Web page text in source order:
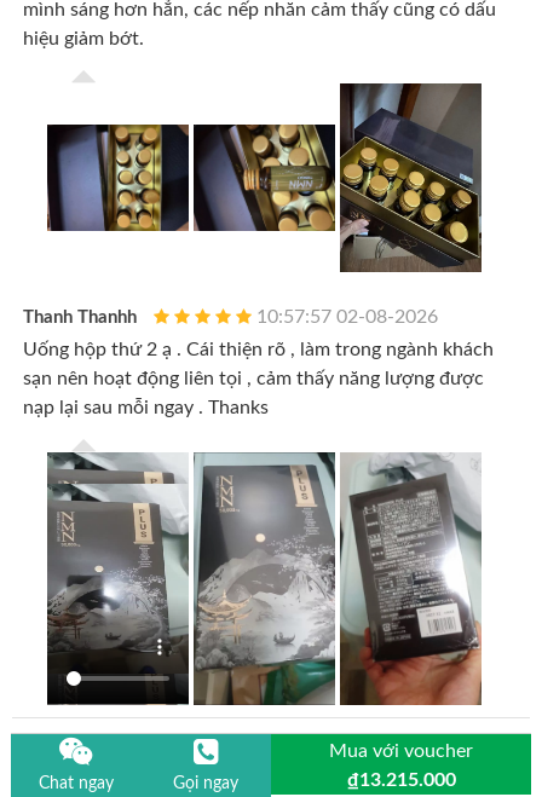
mình sáng hơn hẳn, các nếp nhăn cảm thấy cũng có dấu
hiệu giảm bớt.
Thanh Thanhh
10:57:57 02-08-2026
Uống hộp thứ 2 ạ . Cái thiện rõ , làm trong ngành khách
sạn nên hoạt động liên tọi , cảm thấy năng lượng được
nạp lại sau mỗi ngay . Thanks
Chat ngay Gọi ngay
Mua với voucher
₫13.215.000
Hiệu quả của sản phẩm khác nhau tuỳ cơ địa của mỗi người.